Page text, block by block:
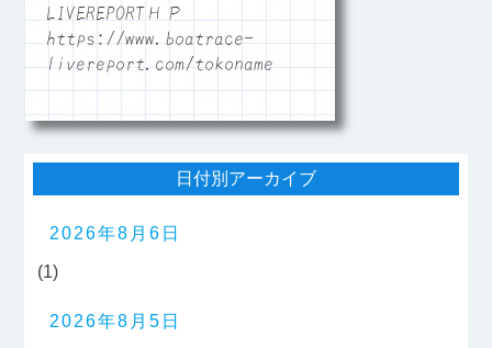
LIVEREPORTＨＰ
https://www.boatrace-
livereport.com/tokoname
日付別アーカイブ
2026年8月6日
(1)
2026年8月5日